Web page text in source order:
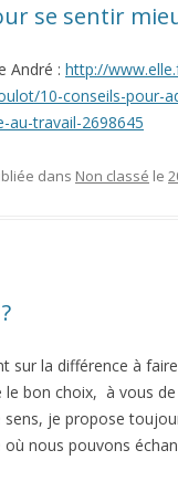
se sentir
André : http://
10-conseils-pour-
au-travail-2698645
dans Non classé le
sur la différence à
le bon choix, à vous
je propose
nous pouvons